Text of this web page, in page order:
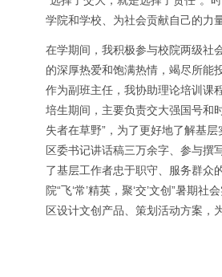
学院和学校、为社会贡献自己的力量
在学期间，我积极参与校院两级社
的深厚热爱和饱满热情，竭尽所能
作为副班主任，我协助理论培训课
培生期间，主要负责交大强国号和
失者在草野”，为了更好地了解基
区委书记讲话稿三万余字、参与撰
了基层工作者忠于职守、服务群众
院“飞‘常’精英，聚‘交’文创”暑期
区设计文创产品、策划活动方案，